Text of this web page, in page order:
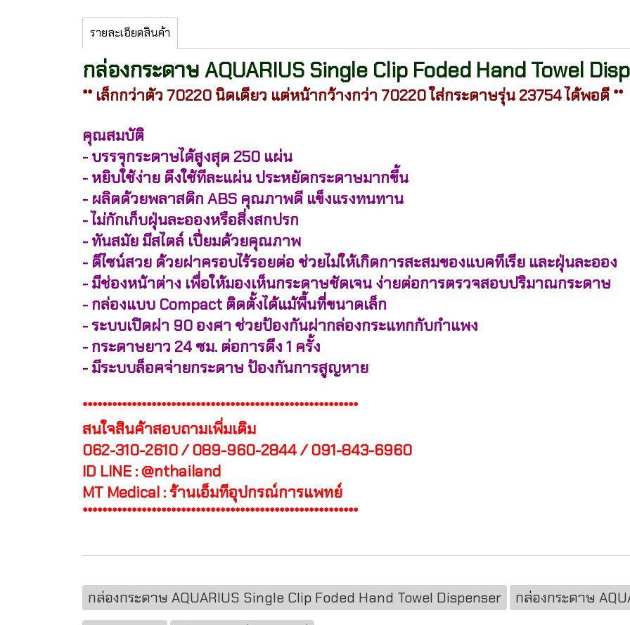
รายละเอียดสินค้า
กล่องกระดาษ AQUARIUS Single Clip Foded Hand Towel
** เล็กกว่าตัว 70220 นิดเดียว แต่หน้ากว้างกว่า 70220 ใส่กระดาษรุ่น 23754 ได้พอดี **
คุณสมบัติ
- บรรจุกระดาษได้สูงสุด 250 แผ่น
- หยิบใช้ง่าย ดึงใช้ทีละแผ่น ประหยัดกระดาษมากขึ้น
- ผลิตด้วยพลาสติก ABS คุณภาพดี แข็งแรงทนทาน
- ไม่กักเก็บฝุ่นละอองหรือสิ่งสกปรก
- ทันสมัย มีสไตล์ เปี่ยมด้วยคุณภาพ
- ดีไซน์สวย ด้วยฝาครอบไร้รอยต่อ ช่วยไม่ให้เกิดการสะสมของแบคทีเรีย และฝุ่นละออง
- มีช่องหน้าต่าง เพื่อให้มองเห็นกระดาษชัดเจน ง่ายต่อการตรวจสอบปริมาณกระดาษ
- กล่องแบบ Compact ติดตั้งได้แม้พื้นที่ขนาดเล็ก
- ระบบเปิดฝา 90 องศา ช่วยป้องกันฝากล่องกระแทกกับกำแพง
- กระดาษยาว 24 ซม. ต่อการดึง 1 ครั้ง
- มีระบบล็อคจ่ายกระดาษ ป้องกันการสูญหาย
********************************************************
สนใจสินค้าสอบถามเพิ่มเติม
062-310-2610 / 089-960-2844 / 091-843-6960
ID LINE : @nthailand
MT Medical : ร้านเอ็มทีอุปกรณ์การแพทย์
********************************************************
กล่องกระดาษ AQUARIUS Single Clip Foded Hand Towel Dispenser กล่องกระดาษ